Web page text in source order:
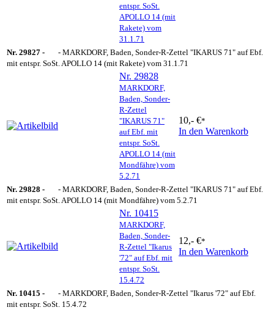
entspr. SoSt.
APOLLO 14 (mit
Rakete) vom
31.1.71
Nr. 29827 -
- MARKDORF, Baden, Sonder-R-Zettel "IKARUS 71" auf Ebf.
mit entspr. SoSt. APOLLO 14 (mit Rakete) vom 31.1.71
Nr. 29828
MARKDORF,
Baden, Sonder-
R-Zettel
"IKARUS 71"
auf Ebf. mit
entspr. SoSt.
APOLLO 14 (mit
Mondfähre) vom
5.2.71
10,- €*
In den Warenkorb
Nr. 29828 -
- MARKDORF, Baden, Sonder-R-Zettel "IKARUS 71" auf Ebf.
mit entspr. SoSt. APOLLO 14 (mit Mondfähre) vom 5.2.71
Nr. 10415
MARKDORF,
Baden, Sonder-
R-Zettel "Ikarus
'72" auf Ebf. mit
entspr. SoSt.
15.4.72
12,- €*
In den Warenkorb
Nr. 10415 -
- MARKDORF, Baden, Sonder-R-Zettel "Ikarus '72" auf Ebf.
mit entspr. SoSt. 15.4.72